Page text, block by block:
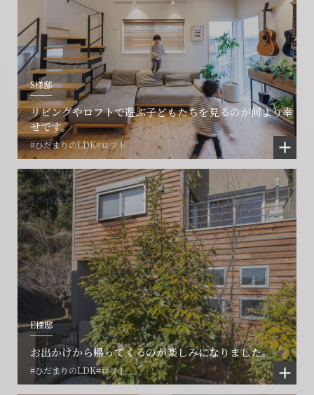
S様邸
リビングやロフトで遊ぶ子どもたちを見るのが何より幸
せです。
#ひだまりのLDK#ロフト
E様邸
お出かけから帰ってくるのが楽しみになりました。
#ひだまりのLDK#ロフト